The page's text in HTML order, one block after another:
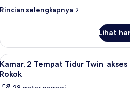
Tidur
Merokok
Rincian selengkapnya
Rincian
Kamar
Standar,
2
Tempat
Lihat
Lihat
semua
foto
4
Kamar, 2 Tempat Tidur Twin,
Rokok